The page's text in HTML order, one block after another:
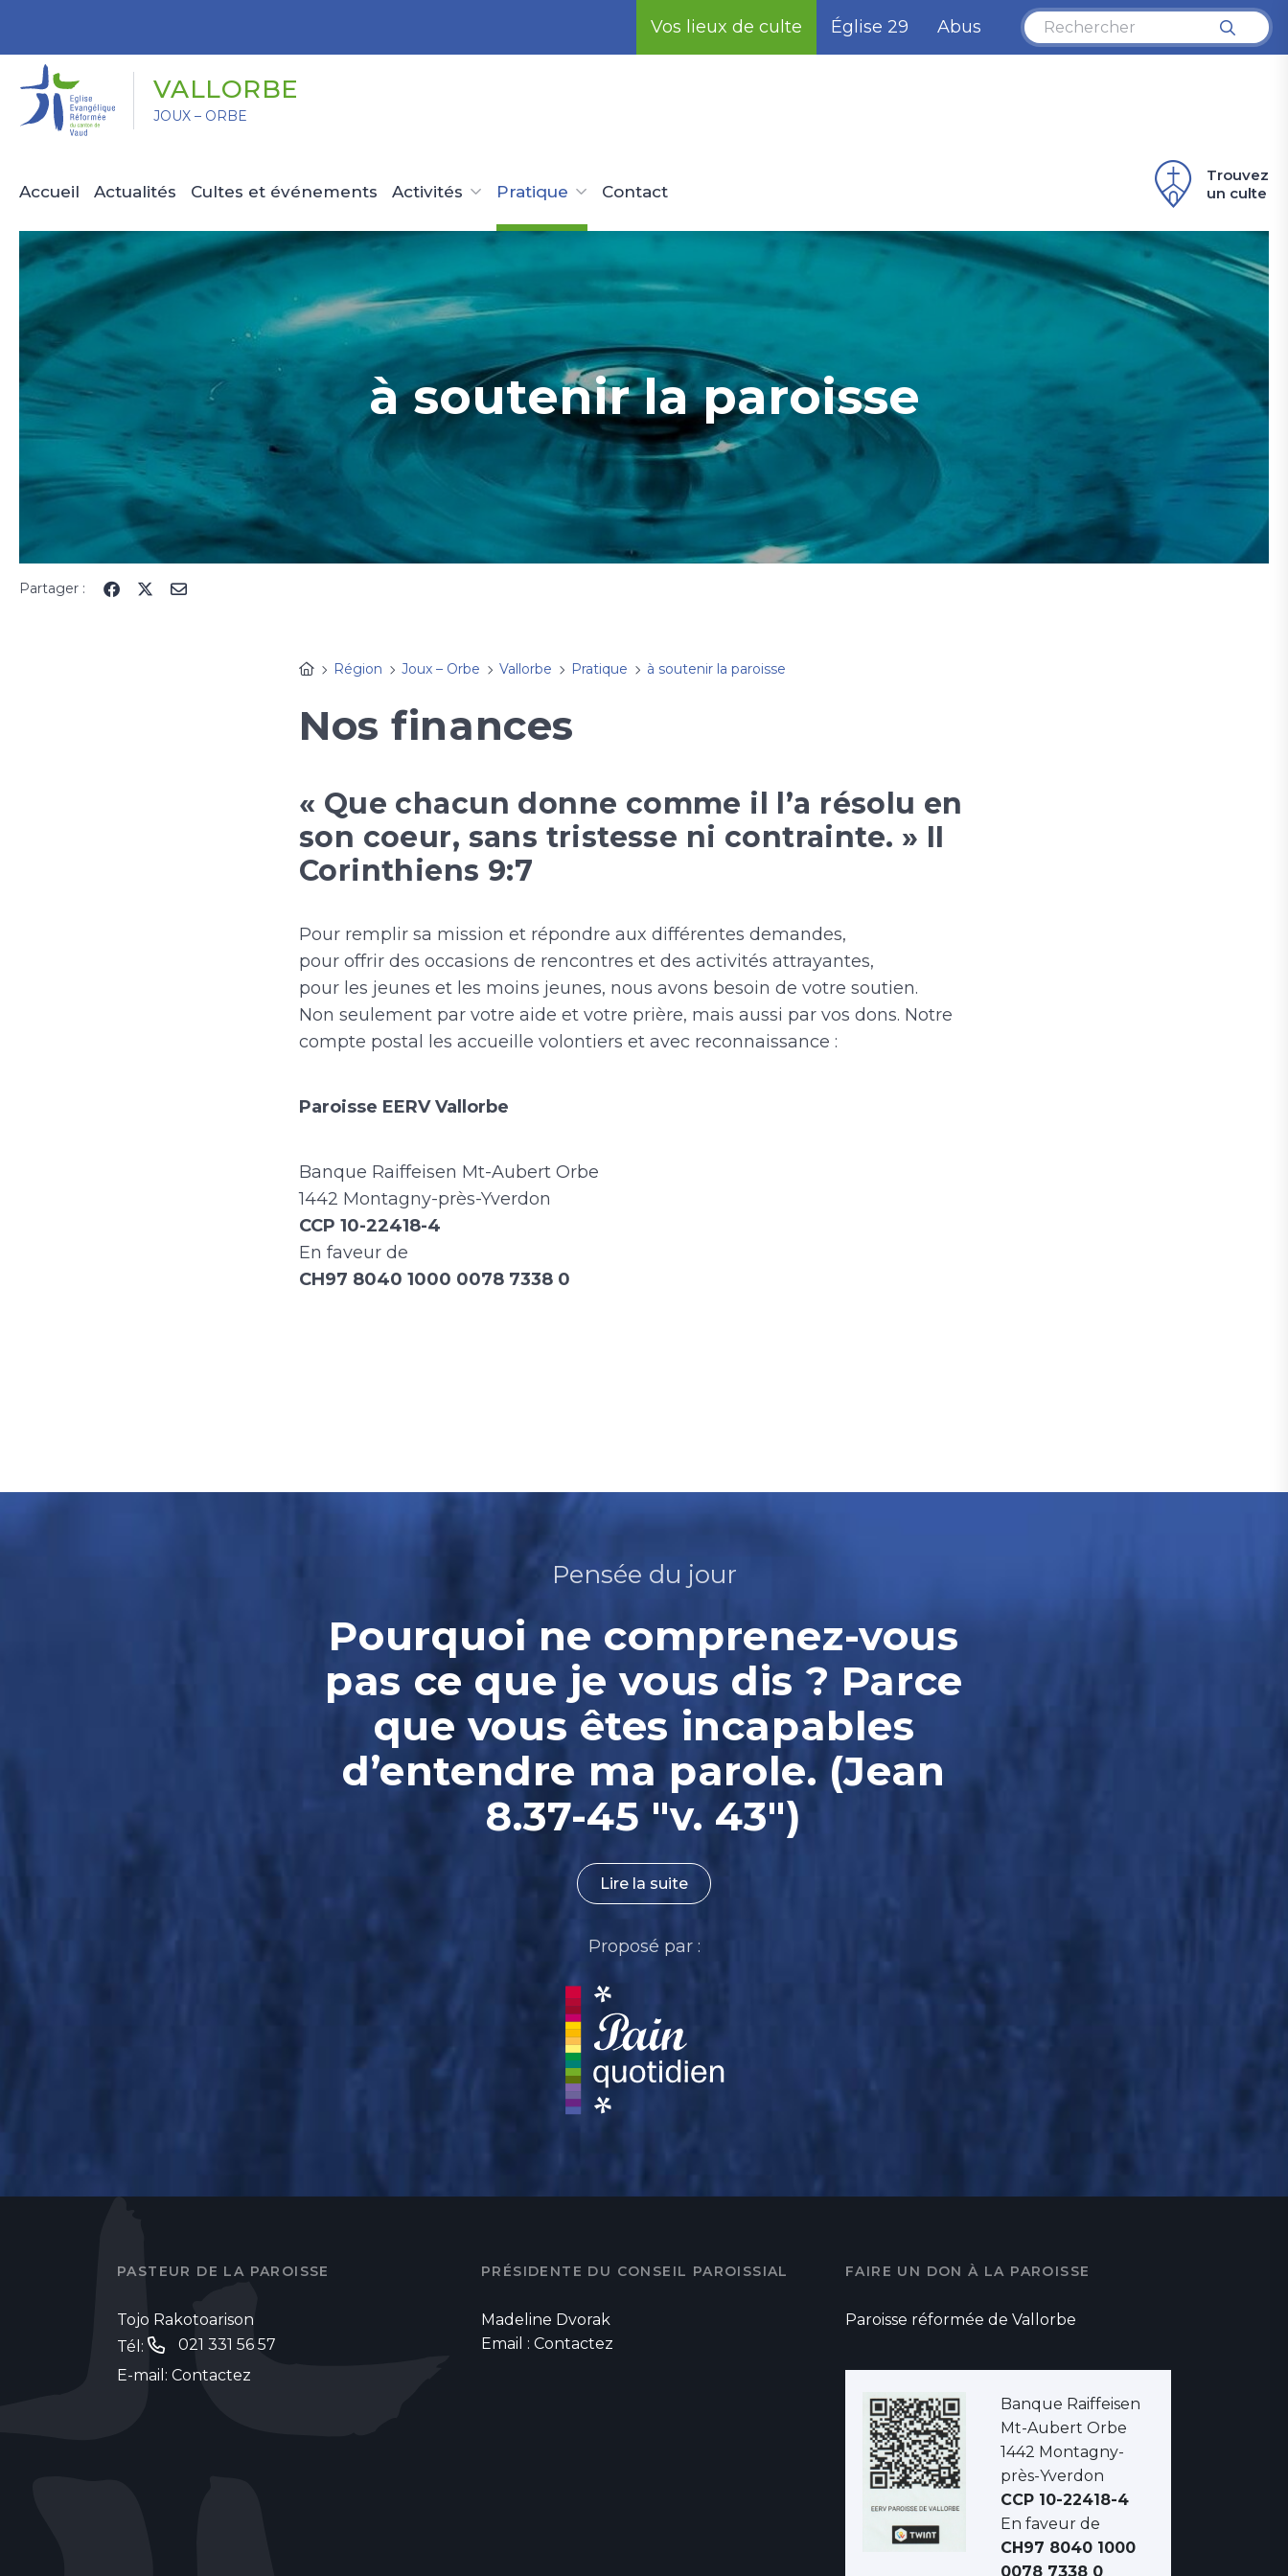
Vos lieux de culte Église 29 Abus
VALLORBE
JOUX – ORBE
Accueil Actualités Cultes et événements Activités Pratique Contact
Trouvez
un culte
à soutenir la paroisse
Partager :
Région Joux – Orbe Vallorbe Pratique à soutenir la paroisse
Nos finances
« Que chacun donne comme il l’a résolu en
son coeur, sans tristesse ni contrainte. » II
Corinthiens 9:7
Pour remplir sa mission et répondre aux différentes demandes,
pour offrir des occasions de rencontres et des activités attrayantes,
pour les jeunes et les moins jeunes, nous avons besoin de votre soutien.
Non seulement par votre aide et votre prière, mais aussi par vos dons. Notre
compte postal les accueille volontiers et avec reconnaissance :
Paroisse EERV Vallorbe
Banque Raiffeisen Mt-Aubert Orbe
1442 Montagny-près-Yverdon
CCP 10-22418-4
En faveur de
CH97 8040 1000 0078 7338 0
Pensée du jour
Pourquoi ne comprenez-vous
pas ce que je vous dis ? Parce
que vous êtes incapables
d’entendre ma parole. (Jean
8.37-45 "v. 43")
Lire la suite
Proposé par :
PASTEUR DE LA PAROISSE
Tojo Rakotoarison
Tél:
021 331 56 57
E-mail: Contactez
PRÉSIDENTE DU CONSEIL PAROISSIAL
Madeline Dvorak
Email : Contactez
FAIRE UN DON À LA PAROISSE
Paroisse réformée de Vallorbe
Banque Raiffeisen
Mt-Aubert Orbe
1442 Montagny-
près-Yverdon
CCP 10-22418-4
En faveur de
CH97 8040 1000
0078 7338 0